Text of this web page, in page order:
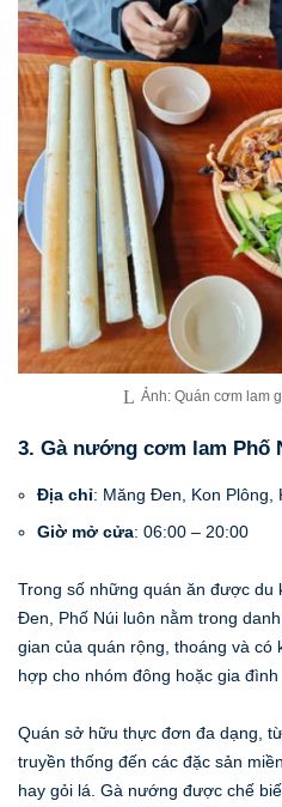
Ảnh: Quán cơm lam
3. Gà nướng cơm lam Phố
Địa chỉ: Măng Đen, Kon Plông,
Giờ mở cửa: 06:00 – 20:00
Trong số những quán ăn được du
Đen, Phố Núi luôn nằm trong
gian của quán rộng, thoáng và có
hợp cho nhóm đông hoặc gia đình
Quán sở hữu thực đơn đa dạng,
truyền thống đến các đặc sản
hay gỏi lá. Gà nướng được chế